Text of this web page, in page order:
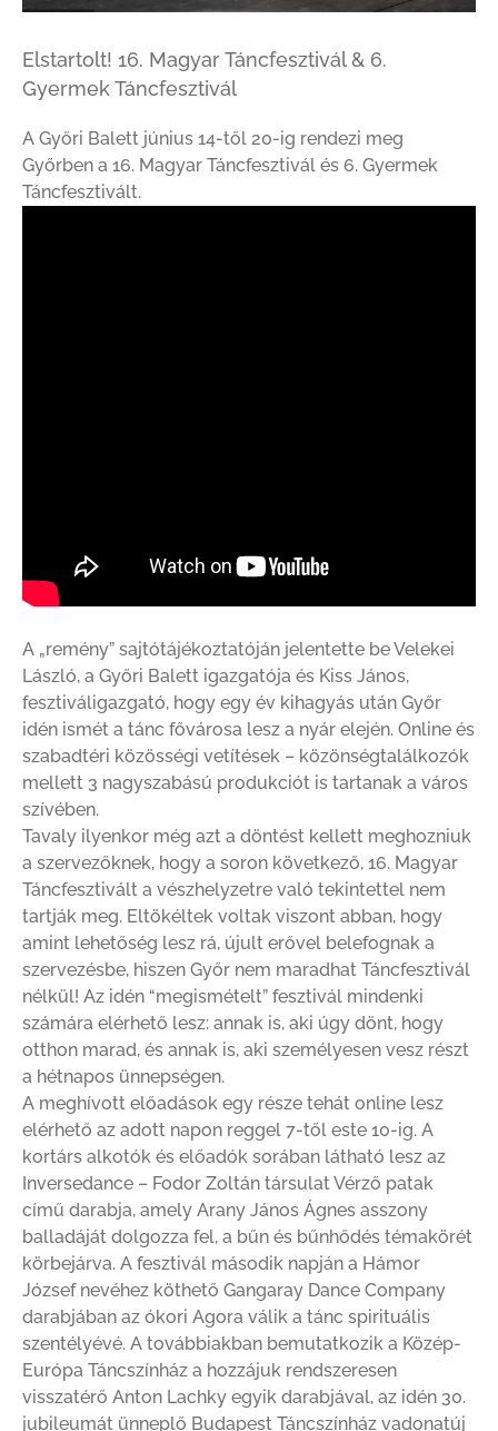
Elstartolt! 16. Magyar Táncfesztivál & 6.
Gyermek Táncfesztivál
A Győri Balett június 14-től 20-ig rendezi meg
Győrben a 16. Magyar Táncfesztivál és 6. Gyermek
Táncfesztivált.
A „remény” sajtótájékoztatóján jelentette be Velekei
László, a Győri Balett igazgatója és Kiss János,
fesztiváligazgató, hogy egy év kihagyás után Győr
idén ismét a tánc fővárosa lesz a nyár elején. Online és
szabadtéri közösségi vetítések – közönségtalálkozók
mellett 3 nagyszabású produkciót is tartanak a város
szívében.
Tavaly ilyenkor még azt a döntést kellett meghozniuk
a szervezőknek, hogy a soron következő, 16. Magyar
Táncfesztivált a vészhelyzetre való tekintettel nem
tartják meg. Eltökéltek voltak viszont abban, hogy
amint lehetőség lesz rá, újult erővel belefognak a
szervezésbe, hiszen Győr nem maradhat Táncfesztivál
nélkül! Az idén “megismételt” fesztivál mindenki
számára elérhető lesz: annak is, aki úgy dönt, hogy
otthon marad, és annak is, aki személyesen vesz részt
a hétnapos ünnepségen.
A meghívott előadások egy része tehát online lesz
elérhető az adott napon reggel 7-től este 10-ig. A
kortárs alkotók és előadók sorában látható lesz az
Inversedance – Fodor Zoltán társulat Vérző patak
című darabja, amely Arany János Ágnes asszony
balladáját dolgozza fel, a bűn és bűnhődés témakörét
körbejárva. A fesztivál második napján a Hámor
József nevéhez köthető Gangaray Dance Company
darabjában az ókori Agora válik a tánc spirituális
szentélyévé. A továbbiakban bemutatkozik a Közép-
Európa Táncszínház a hozzájuk rendszeresen
visszatérő Anton Lachky egyik darabjával, az idén 30.
jubileumát ünneplő Budapest Táncszínház vadonatúj